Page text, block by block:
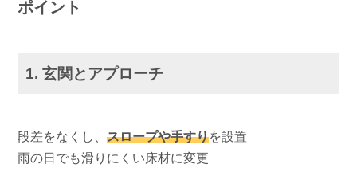
ポイント
1. 玄関とアプローチ
段差をなくし、スロープや手すりを設置
雨の日でも滑りにくい床材に変更